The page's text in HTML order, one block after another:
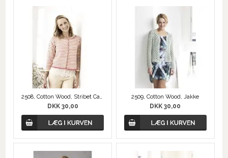
2508, Cotton Wood, Stribet Cardigan
DKK 30,00
2509, Cotton Wood, Jakke
DKK 30,00